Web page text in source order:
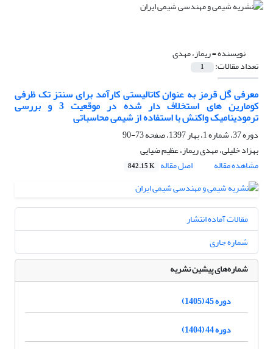
نویسنده =ریماز، مهدی
تعداد مقالات: 1
معرفی گل قرمز به عنوان کاتالیستی کارآمد برای سنتز تک ظرفی
کومارین های استخلاف دار شده در موقعیت 3 و بررسی
ترمودینامیک واکنش با استفاده از شیمی محاسباتی
دوره 37، شماره 1، بهار 1397، صفحه
73-90
بهزاد خلیلی، مهدی ریماز، عظیم ضیایی
مشاهده مقاله
اصل مقاله 842.15 K
مقالات آماده انتشار
شماره جاری
شماره‌های پیشین نشریه
دوره 45 (1405)
دوره 44 (1404)